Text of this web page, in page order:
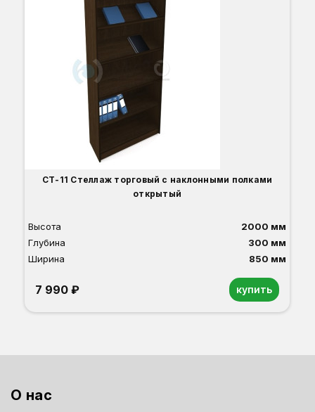
СТ-11 Стеллаж торговый с наклонными полками
открытый
Высота
2000 мм
Глубина
300 мм
Ширина
850 мм
7 990 ₽ купить
О нас